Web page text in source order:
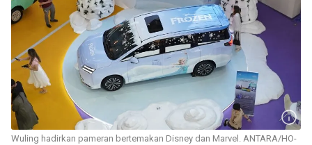
Wuling hadirkan pameran bertemakan Disney dan Marvel. ANTARA/HO-